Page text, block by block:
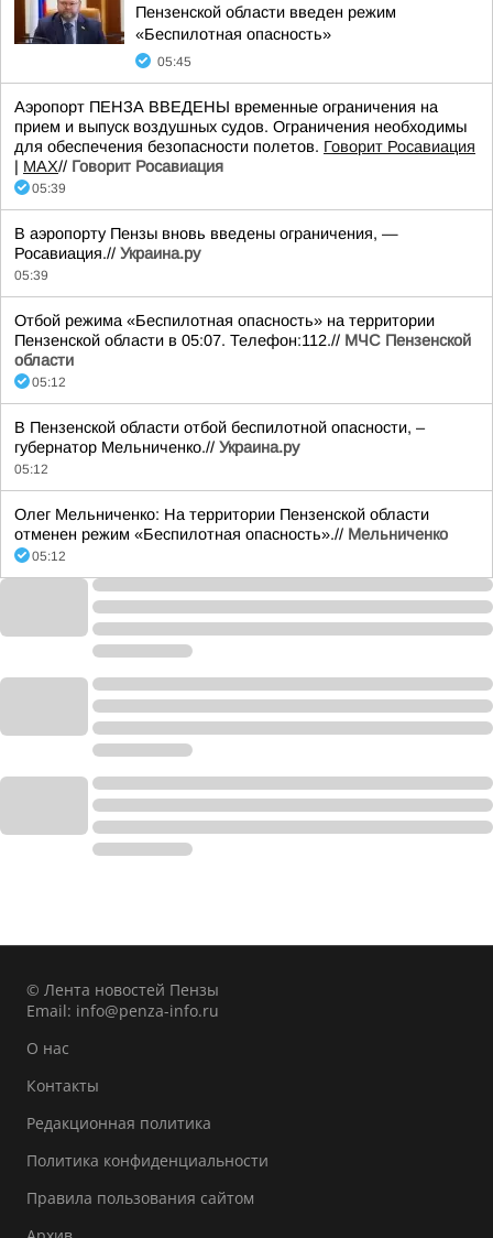
Пензенской области введен режим
«Беспилотная опасность»
05:45
Аэропорт ПЕНЗА ВВЕДЕНЫ временные ограничения на
прием и выпуск воздушных судов. Ограничения необходимы
для обеспечения безопасности полетов. Говорит Росавиация
| MАХ// Говорит Росавиация
05:39
В аэропорту Пензы вновь введены ограничения, —
Росавиация.// Украина.ру
05:39
Отбой режима «Беспилотная опасность» на территории
Пензенской области в 05:07. Телефон:112.// МЧС Пензенской
области
05:12
В Пензенской области отбой беспилотной опасности, –
губернатор Мельниченко.// Украина.ру
05:12
Олег Мельниченко: На территории Пензенской области
отменен режим «Беспилотная опасность».// Мельниченко
05:12
© Лента новостей Пензы
Email: info@penza-info.ru
О нас
Контакты
Редакционная политика
Политика конфиденциальности
Правила пользования сайтом